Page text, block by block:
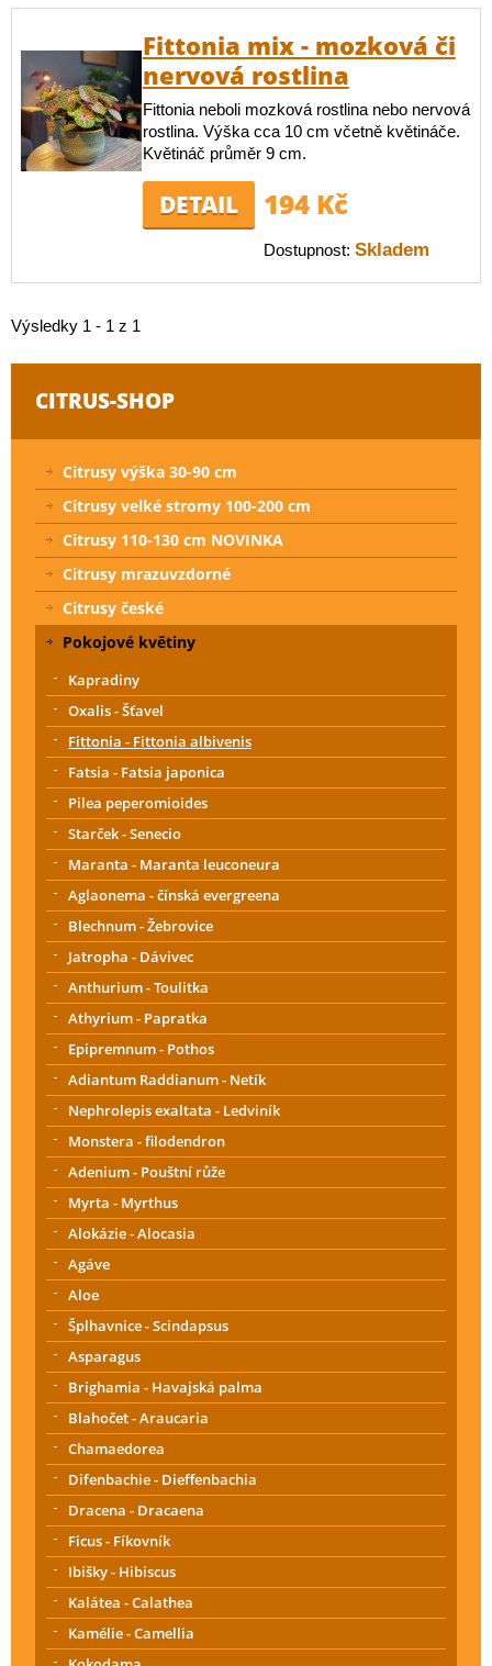
Fittonia mix - mozková či
nervová rostlina
Fittonia neboli mozková rostlina nebo nervová
rostlina. Výška cca 10 cm včetně květináče.
Květináč průměr 9 cm.
DETAIL 194 Kč
Dostupnost: Skladem
Výsledky 1 - 1 z 1
CITRUS-SHOP
Citrusy výška 30-90 cm
Citrusy velké stromy 100-200 cm
Citrusy 110-130 cm NOVINKA
Citrusy mrazuvzdorné
Citrusy české
Pokojové květiny
Kapradiny
Oxalis - Šťavel
Fittonia - Fittonia albivenis
Fatsia - Fatsia japonica
Pilea peperomioides
Starček - Senecio
Maranta - Maranta leuconeura
Aglaonema - čínská evergreena
Blechnum - Žebrovice
Jatropha - Dávivec
Anthurium - Toulitka
Athyrium - Papratka
Epipremnum - Pothos
Adiantum Raddianum - Netík
Nephrolepis exaltata - Ledviník
Monstera - filodendron
Adenium - Pouštní růže
Myrta - Myrthus
Alokázie - Alocasia
Agáve
Aloe
Šplhavnice - Scindapsus
Asparagus
Brighamia - Havajská palma
Blahočet - Araucaria
Chamaedorea
Difenbachie - Dieffenbachia
Dracena - Dracaena
Ficus - Fíkovník
Ibišky - Hibiscus
Kalátea - Calathea
Kamélie - Camellia